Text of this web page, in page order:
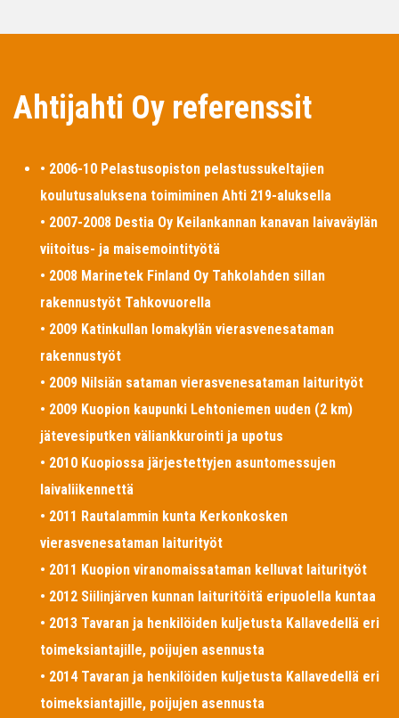
Ahtijahti Oy referenssit
• 2006-10 Pelastusopiston pelastussukeltajien
koulutusaluksena toimiminen Ahti 219-aluksella
• 2007-2008 Destia Oy Keilankannan kanavan laivaväylän
viitoitus- ja maisemointityötä
• 2008 Marinetek Finland Oy Tahkolahden sillan
rakennustyöt Tahkovuorella
• 2009 Katinkullan lomakylän vierasvenesataman
rakennustyöt
• 2009 Nilsiän sataman vierasvenesataman laiturityöt
• 2009 Kuopion kaupunki Lehtoniemen uuden (2 km)
jätevesiputken väliankkurointi ja upotus
• 2010 Kuopiossa järjestettyjen asuntomessujen
laivaliikennettä
• 2011 Rautalammin kunta Kerkonkosken
vierasvenesataman laiturityöt
• 2011 Kuopion viranomaissataman kelluvat laiturityöt
• 2012 Siilinjärven kunnan laituritöitä eripuolella kuntaa
• 2013 Tavaran ja henkilöiden kuljetusta Kallavedellä eri
toimeksiantajille, poijujen asennusta
• 2014 Tavaran ja henkilöiden kuljetusta Kallavedellä eri
toimeksiantajille, poijujen asennusta